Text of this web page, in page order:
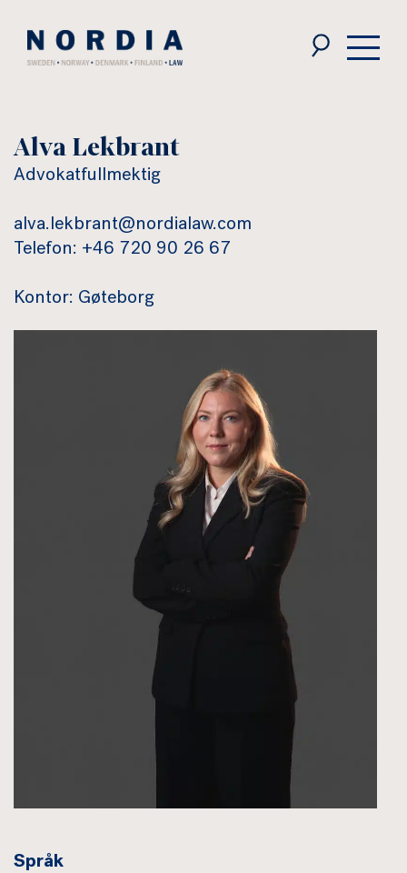
Law
Alva Lekbrant
Advokatfullmektig
alva.lekbrant@nordialaw.com
Telefon: +46 720 90 26 67
Kontor: Gøteborg
Språk